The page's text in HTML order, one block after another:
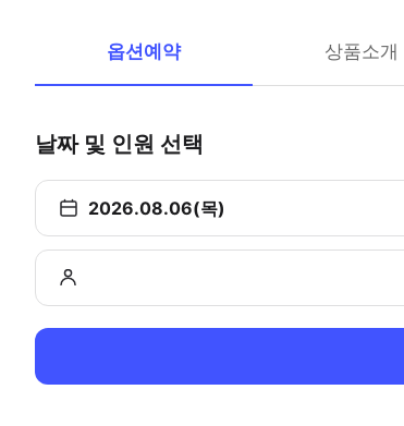
옵션예약 상품소개
날짜 및 인원 선택
2026.08.06(목)